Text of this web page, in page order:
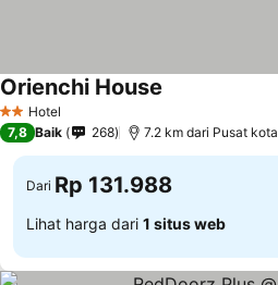
2 Bintang
Hotel
Orienchi House
7,8 Baik 268 7.2 km dari Pusat kota
Dari Rp 131.988
Lihat harga dari 1 situs web